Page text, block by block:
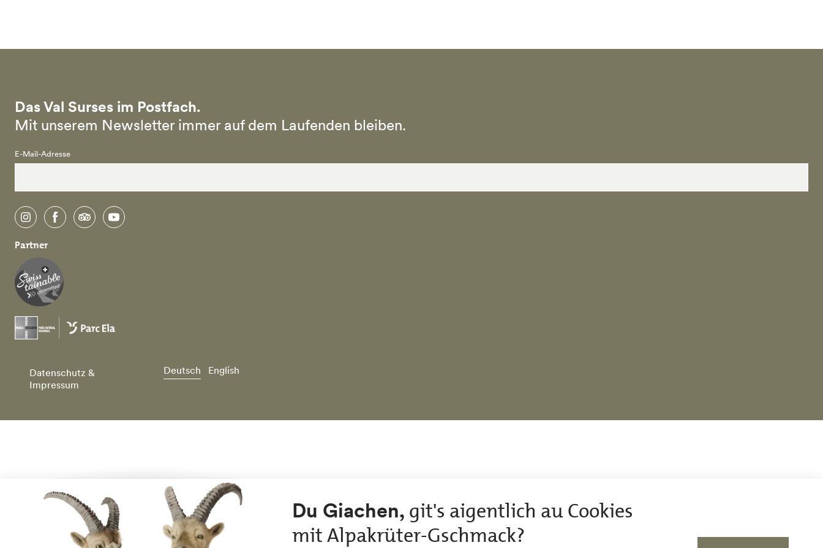
Das Val Surses im Postfach.
Mit unserem Newsletter immer auf dem Laufenden bleiben.
E-Mail-Adresse
instagramfacebooktripadvisoryoutube
Partner
Datenschutz &
Impressum
Deutsch English